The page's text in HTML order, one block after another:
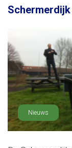
Schermerdijk
Nieuws